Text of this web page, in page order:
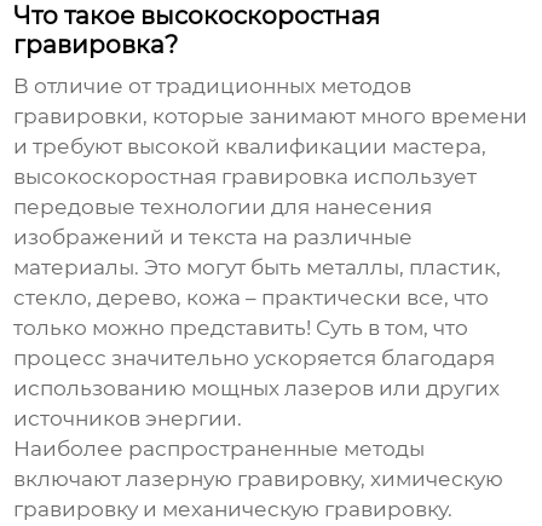
Что такое высокоскоростная
гравировка?
В отличие от традиционных методов
гравировки, которые занимают много времени
и требуют высокой квалификации мастера,
высокоскоростная гравировка использует
передовые технологии для нанесения
изображений и текста на различные
материалы. Это могут быть металлы, пластик,
стекло, дерево, кожа – практически все, что
только можно представить! Суть в том, что
процесс значительно ускоряется благодаря
использованию мощных лазеров или других
источников энергии.
Наиболее распространенные методы
включают лазерную гравировку, химическую
гравировку и механическую гравировку.